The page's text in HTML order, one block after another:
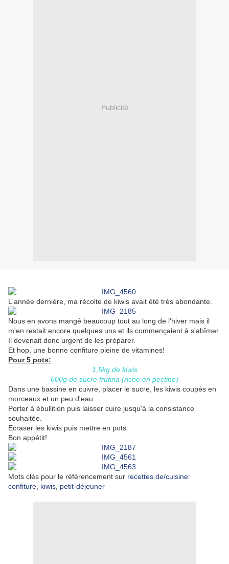
Publicité
L'année dernière, ma récolte de kiwis avait été très abondante.
Nous en avons mangé beaucoup tout au long de l'hiver mais il
m'en restait encore quelques uns et ils commençaient à s'abîmer.
Il devenait donc urgent de les préparer.
Et hop, une bonne confiture pleine de vitamines!
Pour 5 pots:
1,5kg de kiwis
600g de sucre frutina (riche en pectine)
Dans une bassine en cuivre, placer le sucre, les kiwis coupés en
morceaux et un peu d'eau.
Porter à ébullition puis laisser cuire jusqu'à la consistance
souhaitée.
Ecraser les kiwis puis mettre en pots.
Bon appétit!
Mots clés pour le référencement sur recettes.de/cuisine:
confiture kiwis petit-déjeuner